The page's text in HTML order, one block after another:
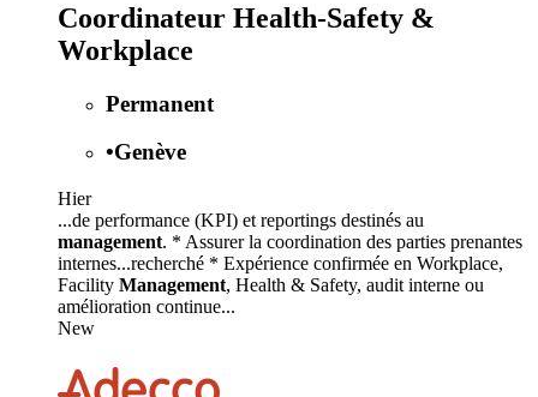
Coordinateur Health-Safety &
Workplace
Permanent
•Genève
Hier
...de performance (KPI) et reportings destinés au
management. * Assurer la coordination des parties prenantes
internes...recherché * Expérience confirmée en Workplace,
Facility Management, Health & Safety, audit interne ou
amélioration continue...
New